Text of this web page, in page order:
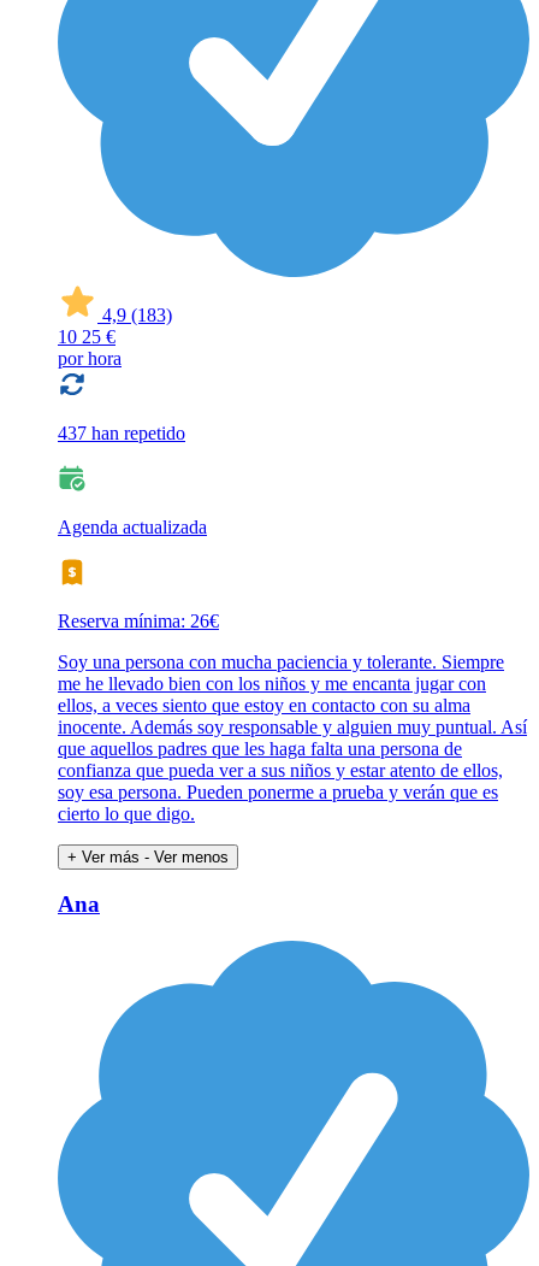
4,9 (183)
10 25 €
por hora
437 han repetido
Agenda actualizada
Reserva mínima: 26€
Soy una persona con mucha paciencia y tolerante. Siempre
me he llevado bien con los niños y me encanta jugar con
ellos, a veces siento que estoy en contacto con su alma
inocente. Además soy responsable y alguien muy puntual. Así
que aquellos padres que les haga falta una persona de
confianza que pueda ver a sus niños y estar atento de ellos,
soy esa persona. Pueden ponerme a prueba y verán que es
cierto lo que digo.
+ Ver más - Ver menos
Ana